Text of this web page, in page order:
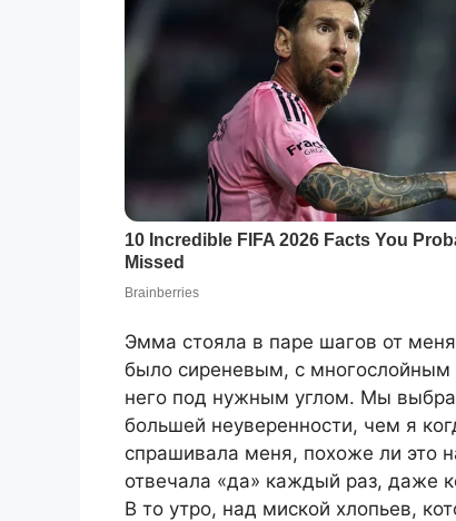
Эмма стояла в паре шагов от
было сиреневым, с многослойным
него под нужным углом. Мы
большей неуверенности, чем я
спрашивала меня, похоже ли это
отвечала «да» каждый раз, даже
В то утро, над миской хлопьев,